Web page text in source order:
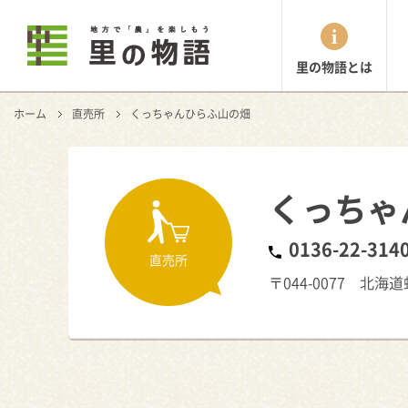
里の物語とは
ホーム 直売所 くっちゃんひらふ山の畑
直売所
くっち
0136-22-
〒044-0077 北海